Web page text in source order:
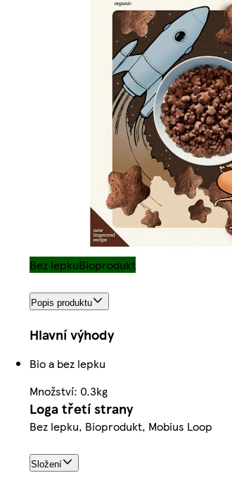
Bez lepkuBioprodukt
Popis produktu
Hlavní výhody
Bio a bez lepku
Množství: 0.3kg
Loga třetí strany
Bez lepku, Bioprodukt, Mobius Loop
Složení